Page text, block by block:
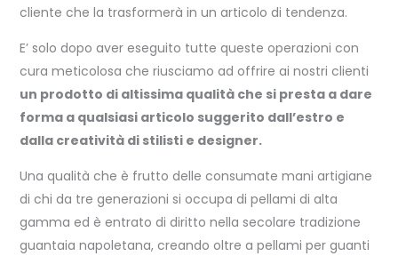
cliente che la trasformerà in un articolo di tendenza.
E’ solo dopo aver eseguito tutte queste operazioni con
cura meticolosa che riusciamo ad offrire ai nostri clienti
un prodotto di altissima qualità che si presta a dare
forma a qualsiasi articolo suggerito dall’estro e
dalla creatività di stilisti e designer.
Una qualità che è frutto delle consumate mani artigiane
di chi da tre generazioni si occupa di pellami di alta
gamma ed è entrato di diritto nella secolare tradizione
guantaia napoletana, creando oltre a pellami per guanti